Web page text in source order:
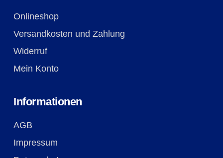
Onlineshop
Versandkosten und Zahlung
Widerruf
Mein Konto
Informationen
AGB
Impressum